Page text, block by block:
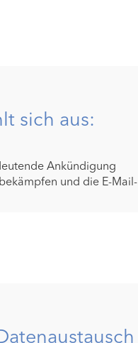
sich aus:
Ankündigung
und die E-Mail-